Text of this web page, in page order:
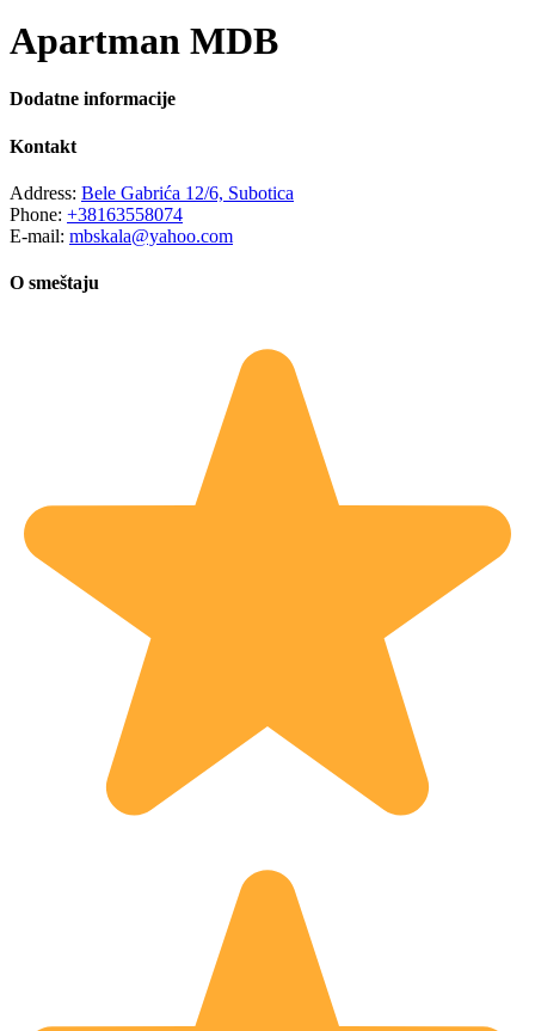
Apartman MDB
Dodatne informacije
Kontakt
Address: Bele Gabrića 12/6, Subotica
Phone: +38163558074
E-mail: mbskala@yahoo.com
O smeštaju